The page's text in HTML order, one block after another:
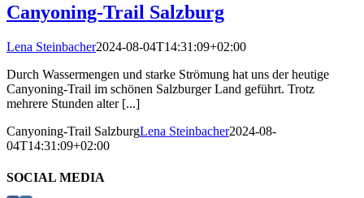
Canyoning-Trail Salzburg
Lena Steinbacher2024-08-04T14:31:09+02:00
Durch Wassermengen und starke Strömung hat uns der heutige
Canyoning-Trail im schönen Salzburger Land geführt. Trotz
mehrere Stunden alter [...]
Canyoning-Trail SalzburgLena Steinbacher2024-08-
04T14:31:09+02:00
SOCIAL MEDIA